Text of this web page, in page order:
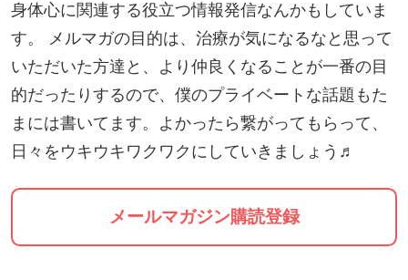
身体心に関連する役立つ情報発信なんかもしていま
す。 メルマガの目的は、治療が気になるなと思って
いただいた方達と、より仲良くなることが一番の目
的だったりするので、僕のプライベートな話題もた
まには書いてます。よかったら繋がってもらって、
日々をウキウキワクワクにしていきましょう♬
メールマガジン購読登録